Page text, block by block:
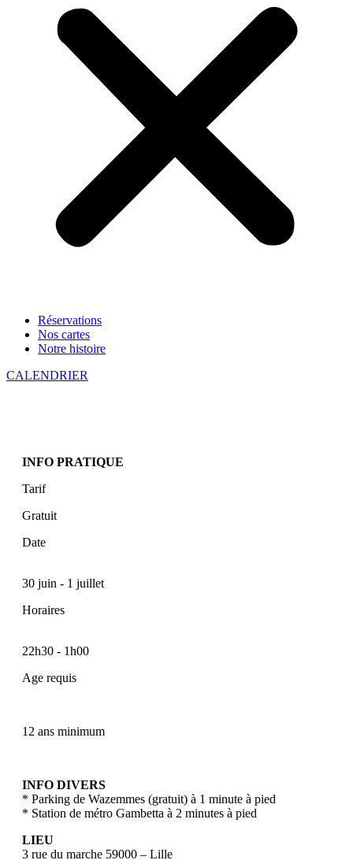
Réservations
Nos cartes
Notre histoire
CALENDRIER
INFO PRATIQUE
Tarif
Gratuit
Date
30 juin - 1 juillet
Horaires
22h30 - 1h00
Age requis
12 ans minimum
INFO DIVERS
* Parking de Wazemmes (gratuit) à 1 minute à pied
* Station de métro Gambetta à 2 minutes à pied
LIEU
3 rue du marche 59000 – Lille